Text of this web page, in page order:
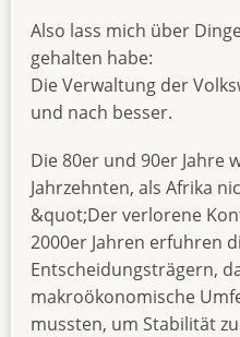
Also lass mich über
gehalten habe:
Die Verwaltung der
und nach besser.
Die 80er und 90er Jahre
Jahrzehnten, als Afrika
&quot;Der verlorene
2000er Jahren erfuhren
Entscheidungsträgern,
makroökonomische
mussten, um Stabilität